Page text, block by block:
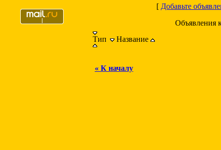
[ Добавьте
Объявления
Тип
Название
« К началу